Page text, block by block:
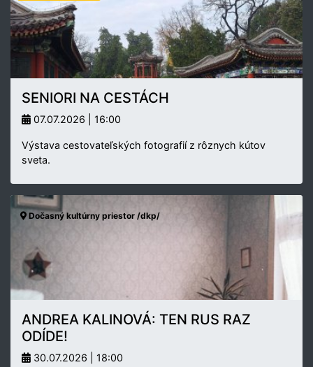
SENIORI NA CESTÁCH
07.07.2026 | 16:00
Výstava cestovateľských fotografií z rôznych kútov
sveta.
Dočasný kultúrny priestor /dkp/
ANDREA KALINOVÁ: TEN RUS RAZ
ODÍDE!
30.07.2026 | 18:00